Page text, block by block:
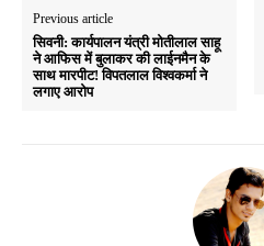
Previous article
सिवनी: कार्यपालन यंत्री मोतीलाल साहू
ने आफिस में बुलाकर की लाईनमैन के
साथ मारपीट! विपतलाल विश्वकर्मा ने
लगाए आरोप